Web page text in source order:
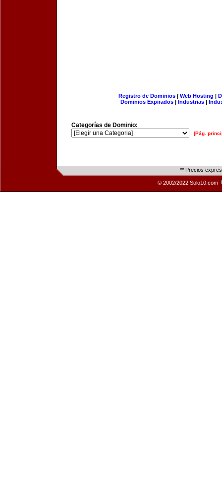
Registro de Dominios| Web Hosting |
Dominios Expirados | Industrias |
Categorías de Dominio:
[Pág.
** Precios
© 2002/2022 Solo10.com